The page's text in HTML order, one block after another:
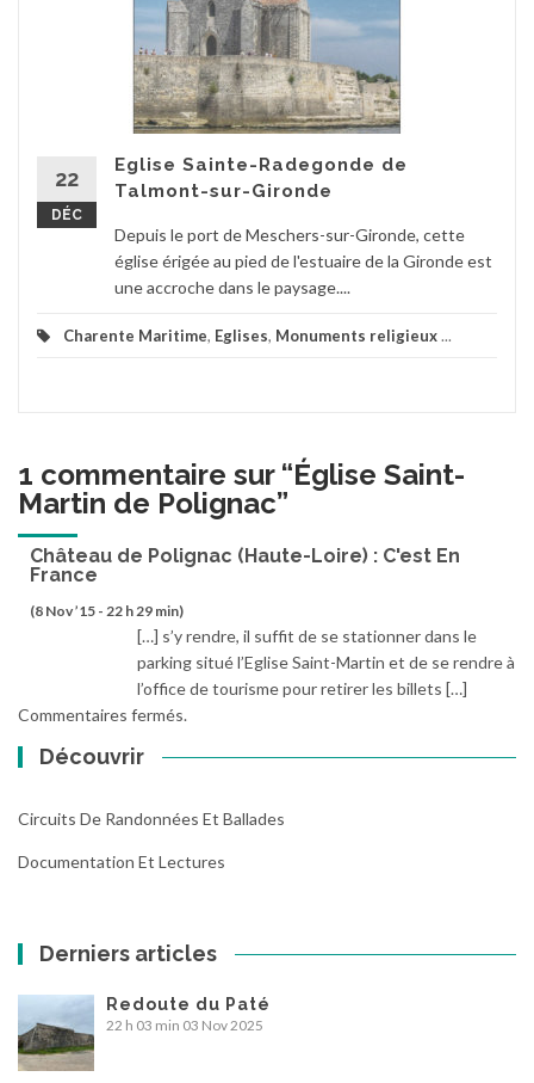
22
DÉC
Eglise Sainte-Radegonde de
Talmont-sur-Gironde
Depuis le port de Meschers-sur-Gironde, cette
église érigée au pied de l'estuaire de la Gironde est
une accroche dans le paysage....
Charente Maritime, Eglises, Monuments religieux...
1 commentaire sur “Église Saint-
Martin de Polignac”
Château de Polignac (Haute-Loire) : C'est En
France
(8 Nov ’15 - 22 h 29 min)
[…] s’y rendre, il suffit de se stationner dans le
parking situé l’Eglise Saint-Martin et de se rendre à
l’office de tourisme pour retirer les billets […]
Commentaires fermés.
Découvrir
Circuits De Randonnées Et Ballades
Documentation Et Lectures
Derniers articles
Redoute du Paté
22 h 03 min 03 Nov 2025